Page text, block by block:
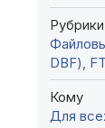
Рубрики
DBF),
Кому
Для